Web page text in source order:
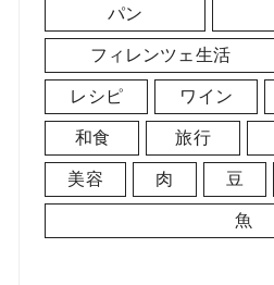
パン
フィレンツェ生活
レシピ
ワイン
和食
旅行
美容
肉 豆
魚